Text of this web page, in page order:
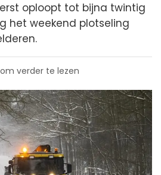
oploopt tot bijna twintig
het weekend plotseling
verder te lezen